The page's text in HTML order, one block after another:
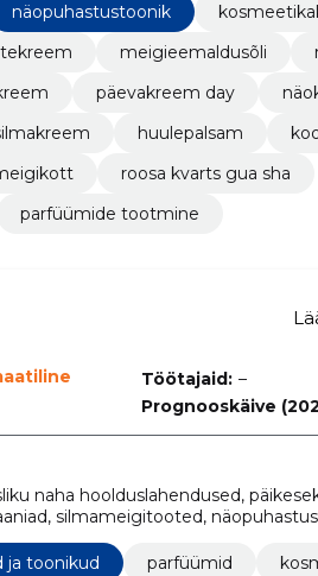
näopuhastustoonik
meigieemaldusõli
päevakreem day
huulepalsam
roosa kvarts gua sha
parfüümide tootmine
Töötajaid: –
Prognooskäive
naha hoolduslahendused,
silmameigitooted,
essensa vip, kreemid,
ja toonikud parfüümid